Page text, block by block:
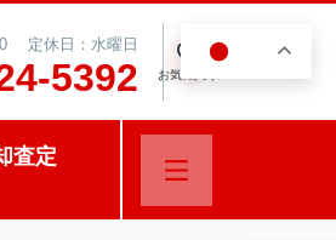
定休日：水曜日
5392 お気に入り
査定